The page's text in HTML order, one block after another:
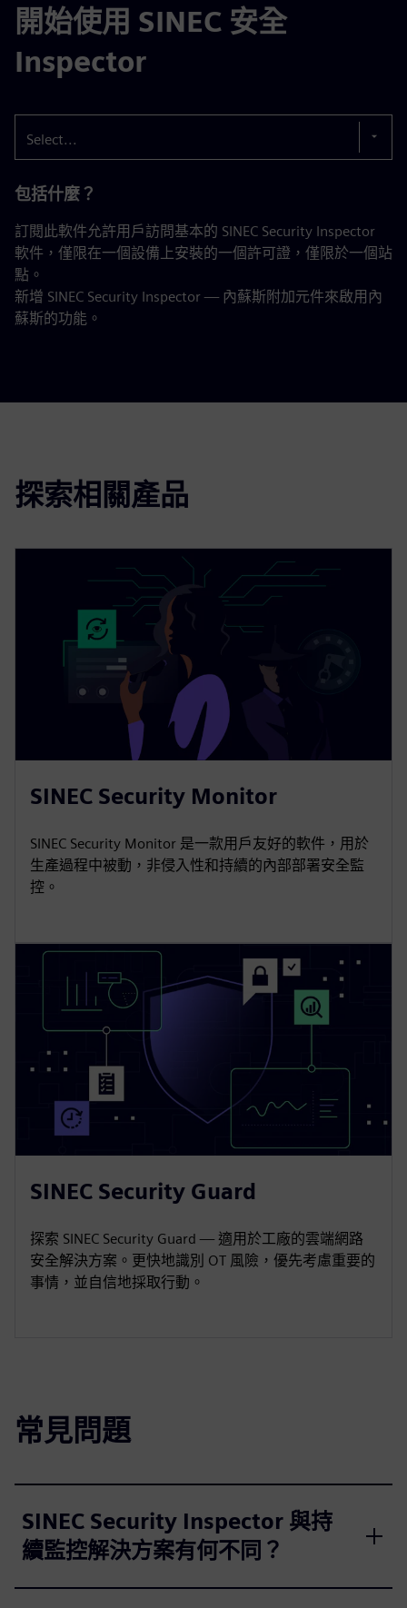
開始使用 SINEC 安全
Inspector
Select...
包括什麼？
訂閱此軟件允許用戶訪問基本的 SINEC Security Inspector
軟件，僅限在一個設備上安裝的一個許可證，僅限於一個站
點。
新增 SINEC Security Inspector — 內蘇斯附加元件來啟用內
蘇斯的功能。
探索相關產品
SINEC Security Monitor
SINEC Security Monitor 是一款用戶友好的軟件，用於
生產過程中被動，非侵入性和持續的內部部署安全監
控。
SINEC Security Guard
探索 SINEC Security Guard — 適用於工廠的雲端網路
安全解決方案。更快地識別 OT 風險，優先考慮重要的
事情，並自信地採取行動。
常見問題
SINEC Security Inspector 與持
續監控解決方案有何不同？